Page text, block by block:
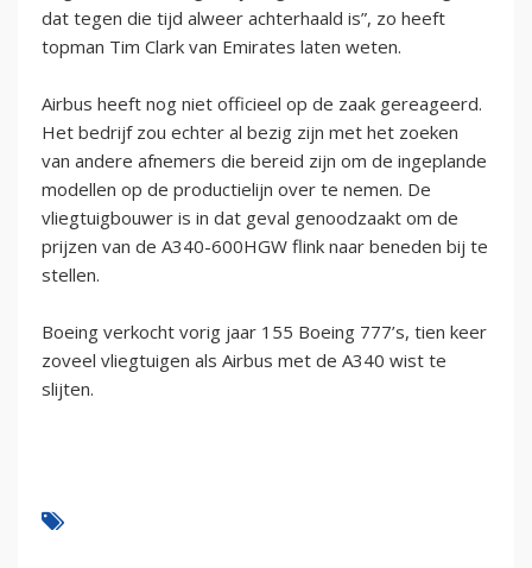
dat tegen die tijd alweer achterhaald is”, zo heeft
topman Tim Clark van Emirates laten weten.
Airbus heeft nog niet officieel op de zaak gereageerd.
Het bedrijf zou echter al bezig zijn met het zoeken
van andere afnemers die bereid zijn om de ingeplande
modellen op de productielijn over te nemen. De
vliegtuigbouwer is in dat geval genoodzaakt om de
prijzen van de A340-600HGW flink naar beneden bij te
stellen.
Boeing verkocht vorig jaar 155 Boeing 777’s, tien keer
zoveel vliegtuigen als Airbus met de A340 wist te
slijten.